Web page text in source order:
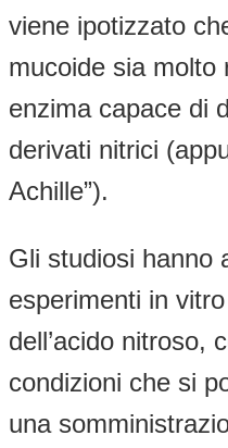
viene ipotizzato
mucoide sia molto
enzima capace di
derivati nitrici
Achille”).
Gli studiosi hanno
esperimenti in
dell’acido nitroso,
condizioni che si
una